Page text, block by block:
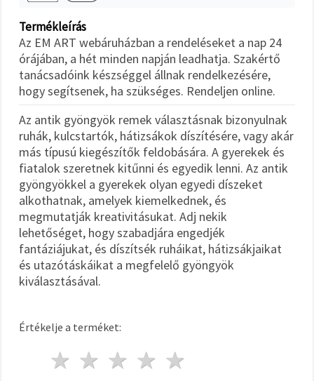
Termékleírás
Az EM ART webáruházban a rendeléseket a nap 24
órájában, a hét minden napján leadhatja. Szakértő
tanácsadóink készséggel állnak rendelkezésére,
hogy segítsenek, ha szükséges. Rendeljen online.
Az antik gyöngyök remek választásnak bizonyulnak
ruhák, kulcstartók, hátizsákok díszítésére, vagy akár
más típusú kiegészítők feldobására. A gyerekek és
fiatalok szeretnek kitűnni és egyedik lenni. Az antik
gyöngyökkel a gyerekek olyan egyedi díszeket
alkothatnak, amelyek kiemelkednek, és
megmutatják kreativitásukat. Adj nekik
lehetőséget, hogy szabadjára engedjék
fantáziájukat, és díszítsék ruháikat, hátizsákjaikat
és utazótáskáikat a megfelelő gyöngyök
kiválasztásával.
Értékelje a terméket:
4 csillagok
3 csillagok
2 csillagok
1 csillag